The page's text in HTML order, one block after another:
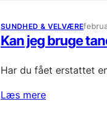
SUNDHED & VELVÆRE
Kan jeg bruge
Har du fået erstattet
Læs mere